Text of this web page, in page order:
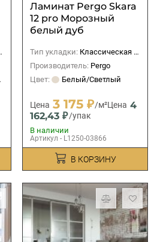
Ламинат Pergo Skara
12 pro Морозный
белый дуб
Тип укладки: Классическая (прямая)
Производитель: Pergo
Цвет:
Белый/Светлый
Цена 3 175 ₽/м²Цена 4
162,43 ₽/упак
В наличии
Артикул - L1250-03866
В КОРЗИНУ